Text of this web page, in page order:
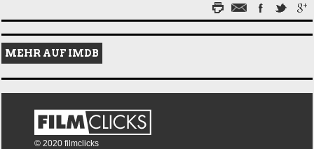
MEHR AUF IMDB
© 2020 filmclicks